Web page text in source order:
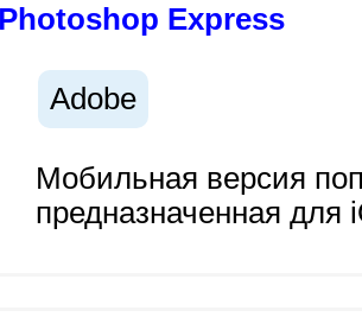
Express
Adobe
Мобильная версия
предназначенная для